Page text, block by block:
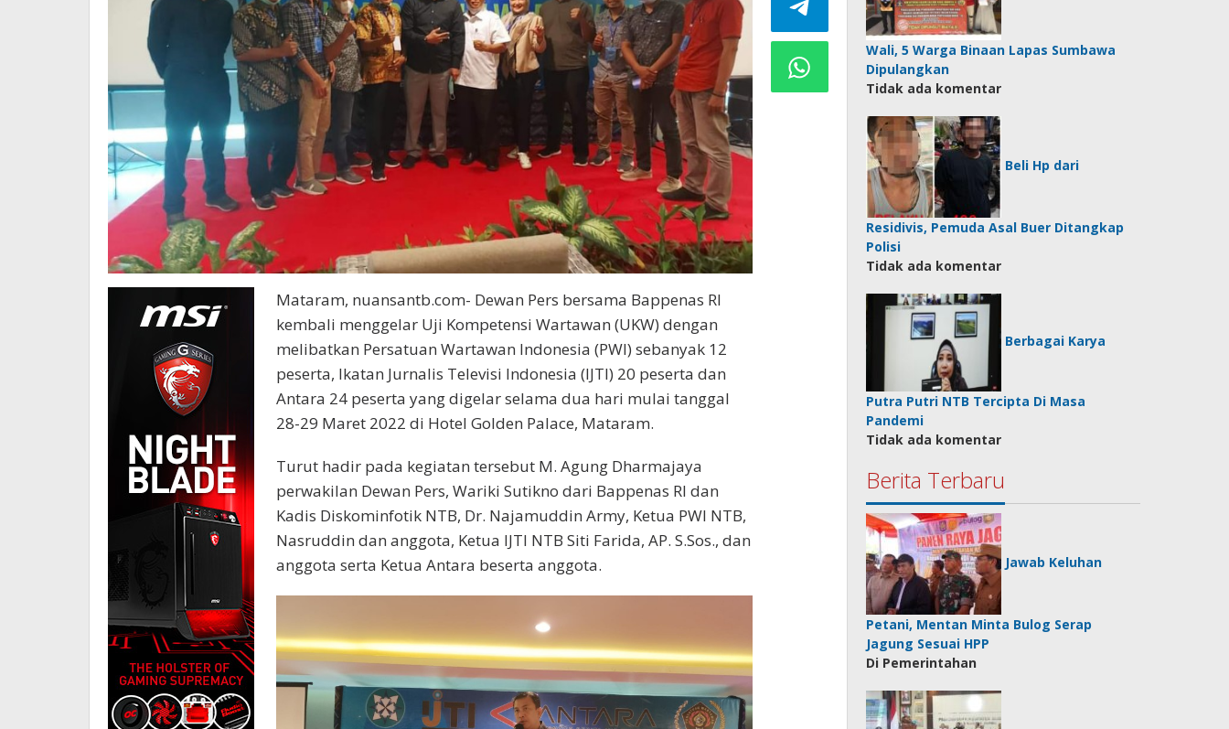
Mataram, nuansantb.com- Dewan Pers bersama Bappenas RI
kembali menggelar Uji Kompetensi Wartawan (UKW) dengan
melibatkan Persatuan Wartawan Indonesia (PWI) sebanyak 12
peserta, Ikatan Jurnalis Televisi Indonesia (IJTI) 20 peserta dan
Antara 24 peserta yang digelar selama dua hari mulai tanggal
28-29 Maret 2022 di Hotel Golden Palace, Mataram.
Turut hadir pada kegiatan tersebut M. Agung Dharmajaya
perwakilan Dewan Pers, Wariki Sutikno dari Bappenas RI dan
Kadis Diskominfotik NTB, Dr. Najamuddin Army, Ketua PWI NTB,
Nasruddin dan anggota, Ketua IJTI NTB Siti Farida, AP. S.Sos., dan
anggota serta Ketua Antara beserta anggota.
Wali, 5 Warga Binaan Lapas Sumbawa
Dipulangkan
Tidak ada komentar
Beli Hp dari
Residivis, Pemuda Asal Buer Ditangkap
Polisi
Tidak ada komentar
Berbagai Karya
Putra Putri NTB Tercipta Di Masa
Pandemi
Tidak ada komentar
Berita Terbaru
Jawab Keluhan
Petani, Mentan Minta Bulog Serap
Jagung Sesuai HPP
Di Pemerintahan